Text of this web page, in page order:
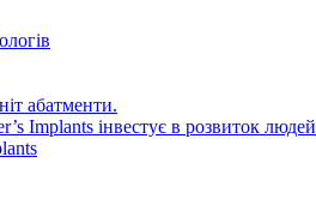
абатменти.
Implants інвестує в розвиток людей